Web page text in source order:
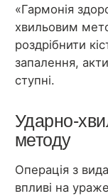
«Гармонія
хвильовим
роздрібнити
запалення,
ступні.
Ударно-
методу
Операція з
впливі на